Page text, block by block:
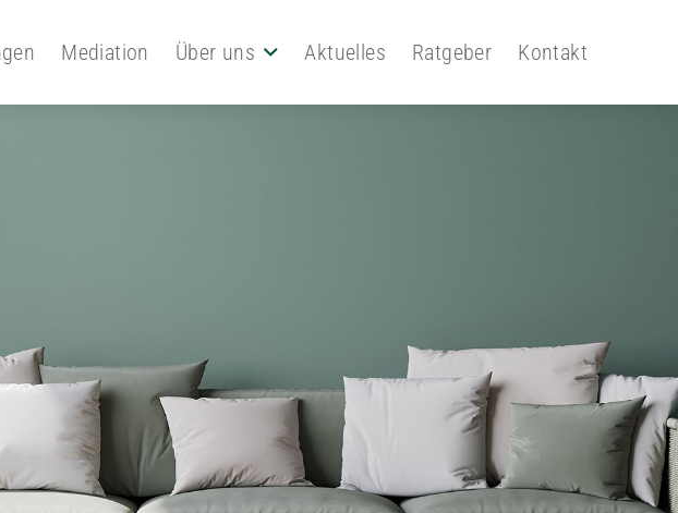
Mediation Über uns Aktuelles Ratgeber Kontakt